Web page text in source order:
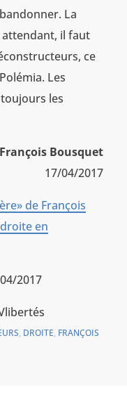
La
il faut
ce
Les
les
François Bousquet
17/04/2017
de François
en
2017
, DROITE, FRANÇOIS